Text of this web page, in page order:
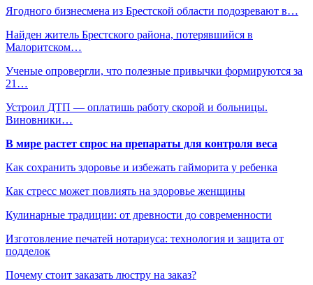
Ягодного бизнесмена из Брестской области подозревают в…
Найден житель Брестского района, потерявшийся в
Малоритском…
Ученые опровергли, что полезные привычки формируются за
21…
Устроил ДТП — оплатишь работу скорой и больницы.
Виновники…
В мире растет спрос на препараты для контроля веса
Как сохранить здоровье и избежать гайморита у ребенка
Как стресс может повлиять на здоровье женщины
Кулинарные традиции: от древности до современности
Изготовление печатей нотариуса: технология и защита от
подделок
Почему стоит заказать люстру на заказ?